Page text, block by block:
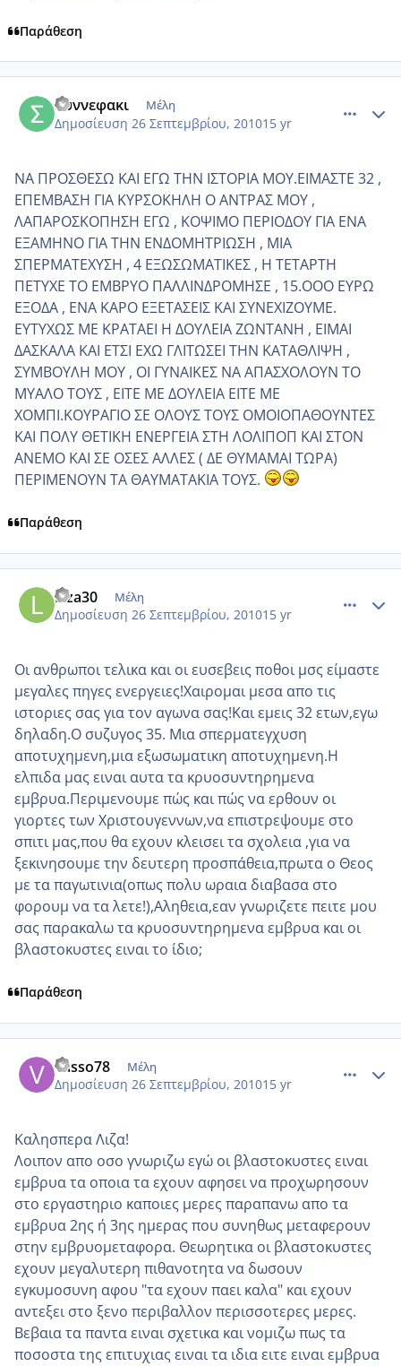
Παράθεση
συννεφακι Μέλη
Δημοσίευση 26 Σεπτεμβρίου, 201015 yr
ΝΑ ΠΡΟΣΘΕΣΩ ΚΑΙ ΕΓΩ ΤΗΝ ΙΣΤΟΡΙΑ ΜΟΥ.ΕΙΜΑΣΤΕ 32 ,
ΕΠΕΜΒΑΣΗ ΓΙΑ ΚΥΡΣΟΚΗΛΗ Ο ΑΝΤΡΑΣ ΜΟΥ ,
ΛΑΠΑΡΟΣΚΟΠΗΣΗ ΕΓΩ , ΚΟΨΙΜΟ ΠΕΡΙΟΔΟΥ ΓΙΑ ΕΝΑ
ΕΞΑΜΗΝΟ ΓΙΑ ΤΗΝ ΕΝΔΟΜΗΤΡΙΩΣΗ , ΜΙΑ
ΣΠΕΡΜΑΤΕΧΥΣΗ , 4 ΕΞΩΣΩΜΑΤΙΚΕΣ , Η ΤΕΤΑΡΤΗ
ΠΕΤΥΧΕ ΤΟ ΕΜΒΡΥΟ ΠΑΛΛΙΝΔΡΟΜΗΣΕ , 15.ΟΟΟ ΕΥΡΩ
ΕΞΟΔΑ , ΕΝΑ ΚΑΡΟ ΕΞΕΤΑΣΕΙΣ ΚΑΙ ΣΥΝΕΧΙΖΟΥΜΕ.
ΕΥΤΥΧΩΣ ΜΕ ΚΡΑΤΑΕΙ Η ΔΟΥΛΕΙΑ ΖΩΝΤΑΝΗ , ΕΙΜΑΙ
ΔΑΣΚΑΛΑ ΚΑΙ ΕΤΣΙ ΕΧΩ ΓΛΙΤΩΣΕΙ ΤΗΝ ΚΑΤΑΘΛΙΨΗ ,
ΣΥΜΒΟΥΛΗ ΜΟΥ , ΟΙ ΓΥΝΑΙΚΕΣ ΝΑ ΑΠΑΣΧΟΛΟΥΝ ΤΟ
ΜΥΑΛΟ ΤΟΥΣ , ΕΙΤΕ ΜΕ ΔΟΥΛΕΙΑ ΕΙΤΕ ΜΕ
ΧΟΜΠΙ.ΚΟΥΡΑΓΙΟ ΣΕ ΟΛΟΥΣ ΤΟΥΣ ΟΜΟΙΟΠΑΘΟΥΝΤΕΣ
ΚΑΙ ΠΟΛΥ ΘΕΤΙΚΗ ΕΝΕΡΓΕΙΑ ΣΤΗ ΛΟΛΙΠΟΠ ΚΑΙ ΣΤΟΝ
ΑΝΕΜΟ ΚΑΙ ΣΕ ΟΣΕΣ ΑΛΛΕΣ ( ΔΕ ΘΥΜΑΜΑΙ ΤΩΡΑ)
ΠΕΡΙΜΕΝΟΥΝ ΤΑ ΘΑΥΜΑΤΑΚΙΑ ΤΟΥΣ.
Παράθεση
Liza30 Μέλη
Δημοσίευση 26 Σεπτεμβρίου, 201015 yr
Οι ανθρωποι τελικα και οι ευσεβεις ποθοι μσς είμαστε
μεγαλες πηγες ενεργειες!Χαιρομαι μεσα απο τις
ιστοριες σας για τον αγωνα σας!Και εμεις 32 ετων,εγω
δηλαδη.Ο συζυγος 35. Μια σπερματεγχυση
αποτυχημενη,μια εξωσωματικη αποτυχημενη.Η
ελπιδα μας ειναι αυτα τα κρυοσυντηρημενα
εμβρυα.Περιμενουμε πώς και πώς να ερθουν οι
γιορτες των Χριστουγεννων,να επιστρεψουμε στο
σπιτι μας,που θα εχουν κλεισει τα σχολεια ,για να
ξεκινησουμε την δευτερη προσπάθεια,πρωτα ο Θεος
με τα παγωτινια(οπως πολυ ωραια διαβασα στο
φορουμ να τα λετε!),Αληθεια,εαν γνωριζετε πειτε μου
σας παρακαλω τα κρυοσυντηρημενα εμβρυα και οι
βλαστοκυστες ειναι το ίδιο;
Παράθεση
vasso78 Μέλη
Δημοσίευση 26 Σεπτεμβρίου, 201015 yr
Καλησπερα Λιζα!
Λοιπον απο οσο γνωριζω εγώ οι βλαστοκυστες ειναι
εμβρυα τα οποια τα εχουν αφησει να προχωρησουν
στο εργαστηριο καποιες μερες παραπανω απο τα
εμβρυα 2ης ή 3ης ημερας που συνηθως μεταφερουν
στην εμβρυομεταφορα. Θεωρητικα οι βλαστοκυστες
εχουν μεγαλυτερη πιθανοτητα να δωσουν
εγκυμοσυνη αφου "τα εχουν παει καλα" και εχουν
αντεξει στο ξενο περιβαλλον περισσοτερες μερες.
Βεβαια τα παντα ειναι σχετικα και νομιζω πως τα
ποσοστα της επιτυχιας ειναι τα ιδια ειτε ειναι εμβρυα